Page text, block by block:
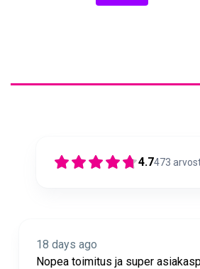
4.7473
18 days ago
Nopea toimitus ja super